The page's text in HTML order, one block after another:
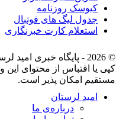
کیوسک روزنامه
جدول لیگ های فوتبال
استعلام کارت خبرنگاری
© 2026 - پایگاه خبری اميد لرستان.تمامی حقوق محفوظ است.
کپی یا اقتباس از محتوای
مستقیم امکان پذیر است.
امید لرستان
درباره‌ی ما